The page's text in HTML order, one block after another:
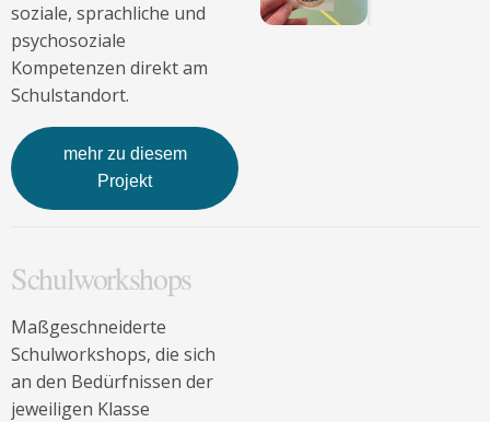
soziale, sprachliche und
psychosoziale
Kompetenzen direkt am
Schulstandort.
mehr zu diesem
Projekt
Schulworkshops
Maßgeschneiderte
Schulworkshops, die sich
an den Bedürfnissen der
jeweiligen Klasse